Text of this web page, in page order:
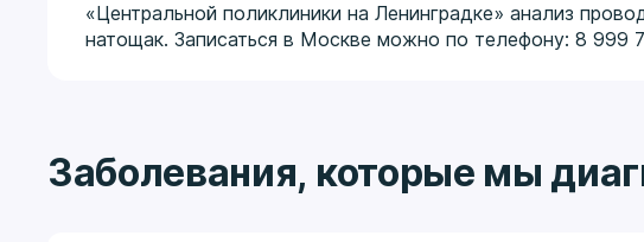
«Центральной поликлиники на Ленинградке» анализ
натощак. Записаться в Москве можно по телефону: 8 999
Заболевания, которые мы